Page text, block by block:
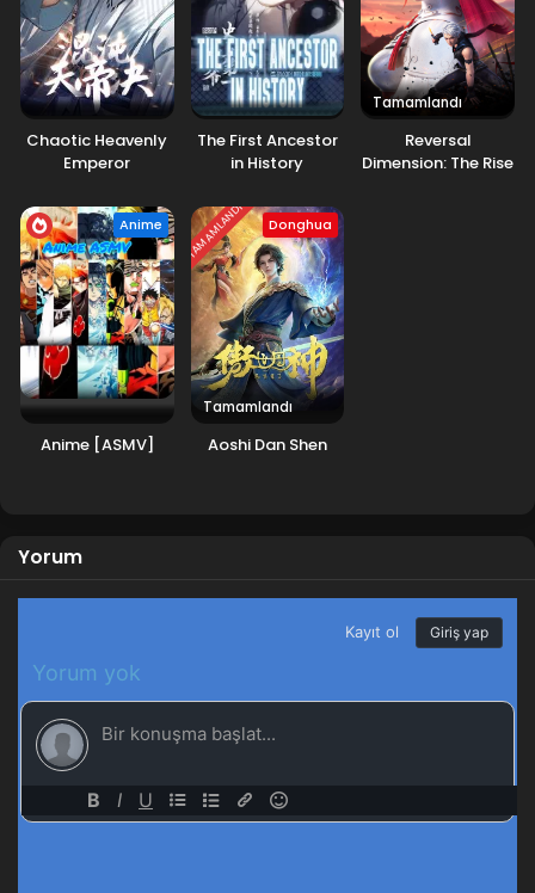
Chaotic Heavenly
Emperor
The First Ancestor
in History
Tamamlandı
Reversal
Dimension: The Rise
Anime
Anime [ASMV]
TAMAMLANDI Donghua
Tamamlandı
Aoshi Dan Shen
Yorum